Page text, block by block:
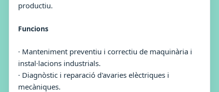
productiu.
Funcions
· Manteniment preventiu i correctiu de maquinària i
instal·lacions industrials.
· Diagnòstic i reparació d'avaries elèctriques i
mecàniques.